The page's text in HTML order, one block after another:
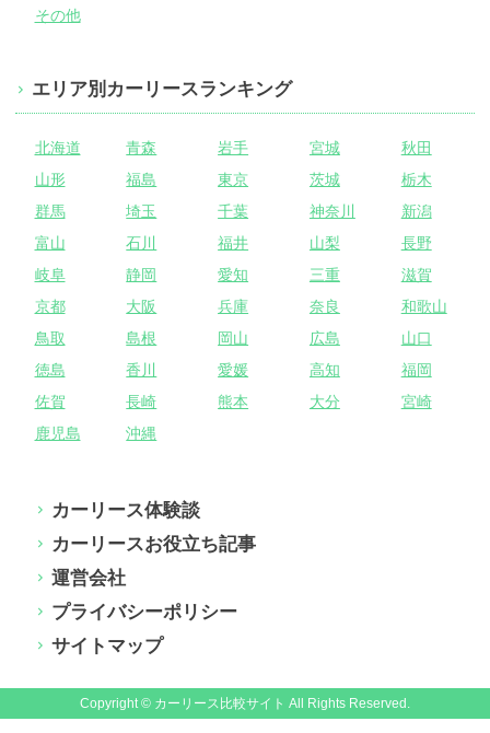
その他
エリア別カーリースランキング
北海道 青森 岩手 宮城
秋田
山形
福島 東京 茨城
栃木
群馬
埼玉 千葉 神奈川
新潟
富山
石川 福井 山梨
長野
岐阜
静岡 愛知 三重
滋賀
京都
大阪 兵庫 奈良
和歌山
鳥取
島根 岡山 広島
山口
徳島
香川 愛媛 高知
福岡
佐賀
長崎 熊本 大分
宮崎
鹿児島
沖縄
カーリース体験談
カーリースお役立ち記事
運営会社
プライバシーポリシー
サイトマップ
Copyright © カーリース比較サイト All Rights Reserved.